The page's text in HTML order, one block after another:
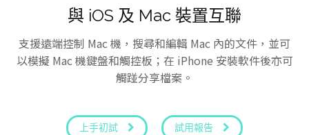
與 iOS 及 Mac 裝置互聯
支援遠端控制 Mac 機，搜尋和編輯 Mac 內的文件，並可
以模擬 Mac 機鍵盤和觸控板；在 iPhone 安裝軟件後亦可
觸踫分享檔案。
上手初試 試用報告